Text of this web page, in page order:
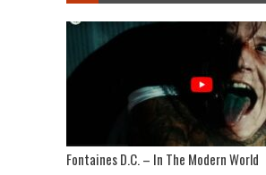
Fontaines D.C. – In The Modern World